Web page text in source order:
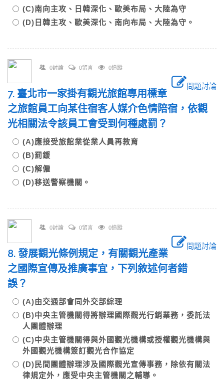
(C)南向主攻、日韓深化、歐美布局、大陸為守
(D)日韓主攻、歐美深化、南向布局、大陸為守。
0討論 0留言 0追蹤
問題討論
7. 臺北市一家掛有觀光旅館專用標章
之旅館員工向某住宿客人媒介色情陪宿，依觀
光相關法令該員工會受到何種處罰？
(A)應接受旅館業從業人員再教育
(B)罰鍰
(C)解僱
(D)移送警察機關。
0討論 0留言 0追蹤
問題討論
8. 發展觀光條例規定，有關觀光產業
之國際宣傳及推廣事宜，下列敘述何者錯
誤？
(A)由交通部會同外交部綜理
(B)中央主管機關得將辦理國際觀光行銷業務，委託法
人團體辦理
(C)中央主管機關得與外國觀光機構或授權觀光機構與
外國觀光機構簽訂觀光合作協定
(D)民間團體辦理涉及國際觀光宣傳事務，除依有關法
律規定外，應受中央主管機關之輔導。